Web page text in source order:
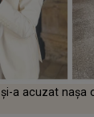
a acuzat nașa